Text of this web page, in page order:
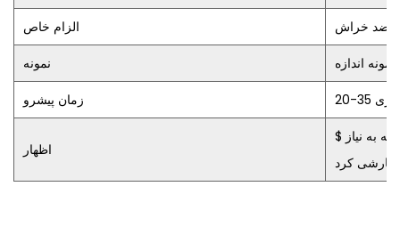
الزام خاص ، ضد خراش
نمونه
زمان پیشرو کاری
اظهار
به نیاز $
کرد